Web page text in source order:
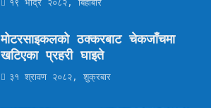
१९ भाद्र २०८२, बिहीबार
मोटरसाइकलको ठक्करबाट चेकजाँचमा
खटिएका प्रहरी घाइते
३१ श्रावण २०८२, शुक्रबार